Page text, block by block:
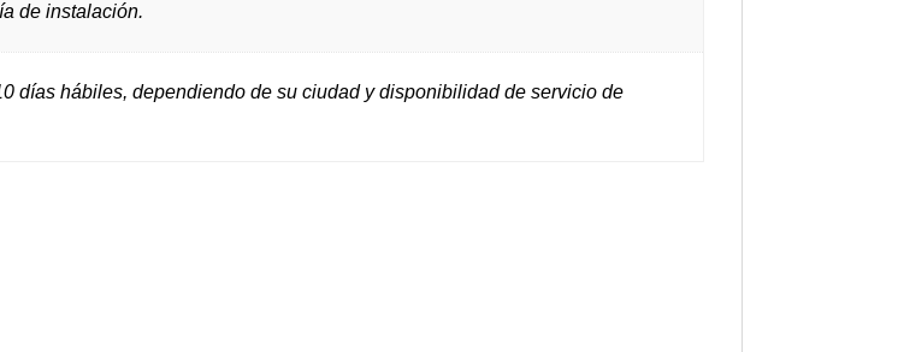
de instalación.
días hábiles, dependiendo de su ciudad y disponibilidad de servicio de